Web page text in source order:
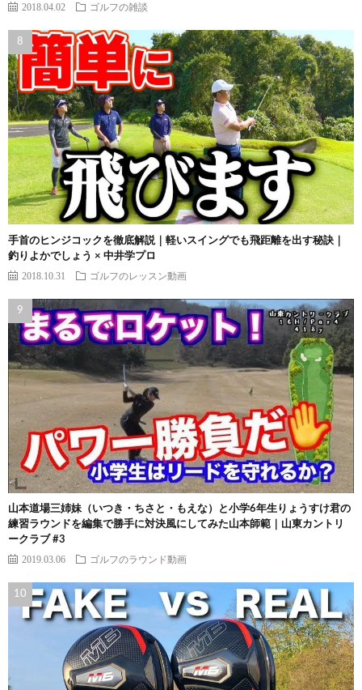
2018.04.02 ゴルフの雑談
手首のヒンジコックを徹底解説｜軽いスイングでも飛距離を出す秘訣｜
釣りよかでしょう × 中井学プロ
2018.10.31 ゴルフのレッスン動画
山本道場三姉妹（いつき・ちさと・もえな）と小学6年生りょうすけ君の
練習ラウンドを編集で勝手に対決風にしてみた山本師範｜山東カントリ
ークラブ #3
2019.03.06 ゴルフのラウンド動画